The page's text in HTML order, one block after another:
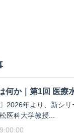
何か｜第1回 医療
〕2026年より、新シ
医科大学教授...